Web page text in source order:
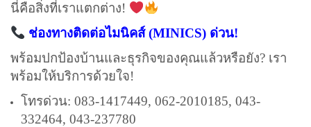
นี่คือสิ่งที่เราแตกต่าง!
ช่องทางติดต่อไมนิคส์ (MINICS) ด่วน!
พร้อมปกป้องบ้านและธุรกิจของคุณแล้วหรือยัง? เรา
พร้อมให้บริการด้วยใจ!
โทรด่วน: 083-1417449, 062-2010185, 043-
332464, 043-237780